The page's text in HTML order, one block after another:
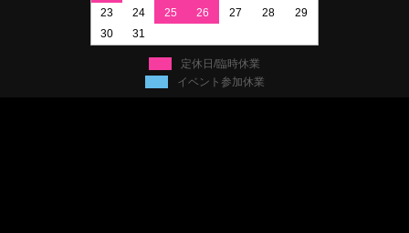
23
24 25 26 27 28
29
30
31
定休日/臨時休業
イベント参加休業